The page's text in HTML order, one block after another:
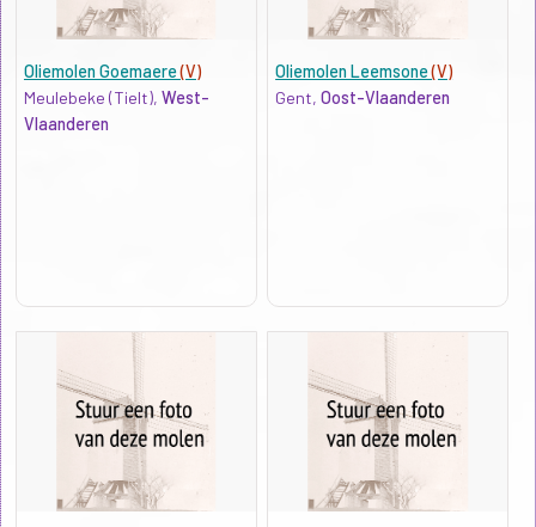
Oliemolen Goemaere(V)
Meulebeke (Tielt), West-
Vlaanderen
Oliemolen Leemsone(V)
Gent,Oost-Vlaanderen